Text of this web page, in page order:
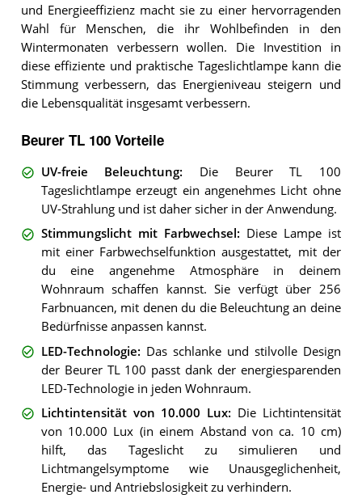
und Energieeffizienz macht sie zu einer hervorragenden
Wahl für Menschen, die ihr Wohlbefinden in den
Wintermonaten verbessern wollen. Die Investition in
diese effiziente und praktische Tageslichtlampe kann die
Stimmung verbessern, das Energieniveau steigern und
die Lebensqualität insgesamt verbessern.
Beurer TL 100 Vorteile
UV-freie Beleuchtung: Die Beurer TL 100
Tageslichtlampe erzeugt ein angenehmes Licht ohne
UV-Strahlung und ist daher sicher in der Anwendung.
Stimmungslicht mit Farbwechsel : Diese Lampe ist
mit einer Farbwechselfunktion ausgestattet, mit der
du eine angenehme Atmosphäre in deinem
Wohnraum schaffen kannst. Sie verfügt über 256
Farbnuancen, mit denen du die Beleuchtung an deine
Bedürfnisse anpassen kannst.
LED-Technologie: Das schlanke und stilvolle Design
der Beurer TL 100 passt dank der energiesparenden
LED-Technologie in jeden Wohnraum.
Lichtintensität von 10.000 Lux: Die Lichtintensität
von 10.000 Lux (in einem Abstand von ca. 10 cm)
hilft, das Tageslicht zu simulieren und
Lichtmangelsymptome wie Unausgeglichenheit,
Energie- und Antriebslosigkeit zu verhindern.